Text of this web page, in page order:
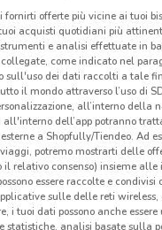
Intersport
Scade il 31/08
fornirti offerte più vicine ai tuoi
acquisti quotidiani più
e analisi effettuate in
come indicato nel
sull'uso dei dati raccolti a tale
il mondo attraverso l’uso di
all’interno della
all'interno dell’app potranno
a Shopfully/Tiendeo. Ad
potremo mostrarti delle
il relativo consenso) insieme
essere raccolte e
sulle delle reti
i tuoi dati possono anche
statistiche, analisi basate sulla